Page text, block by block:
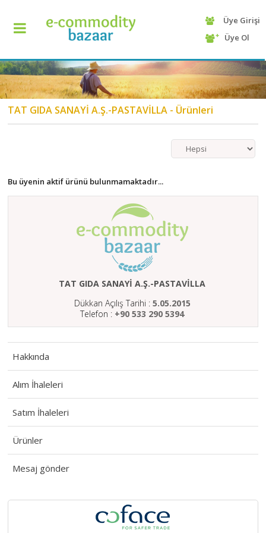
+90
425
13
70
ALIM
İHALELERİ
DUYURULAR
SSS
İLETİŞİM
Üye Girişi
Üye Ol
TAT GIDA SANAYİ A.Ş.-PASTAVİLLA - Ürünleri
Bu üyenin aktif ürünü bulunmamaktadır...
TAT GIDA SANAYİ A.Ş.-PASTAVİLLA
Dükkan Açılış Tarihi : 5.05.2015
Telefon : +90 533 290 5394
Hakkında
Alım İhaleleri
Satım İhaleleri
Ürünler
Mesaj gönder